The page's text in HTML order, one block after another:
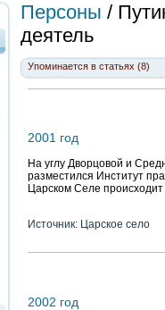
Персоны /
деятель
Упоминается в статьях (8)
2001 год
На углу Дворцовой и
разместился Институт
Царском Селе
Источник: Царское село
2002 год